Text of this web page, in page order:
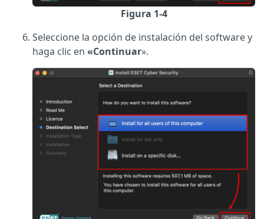
Figura 1-4
Seleccione la opción de instalación del software y
haga clic en «Continuar».